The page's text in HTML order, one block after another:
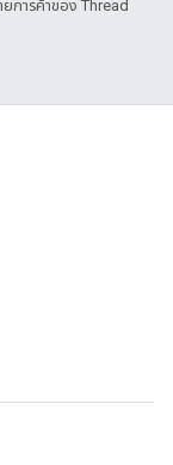
ยการค้าของ Thread